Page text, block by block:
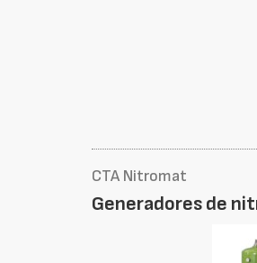
CTA Nitromat
Generadores de